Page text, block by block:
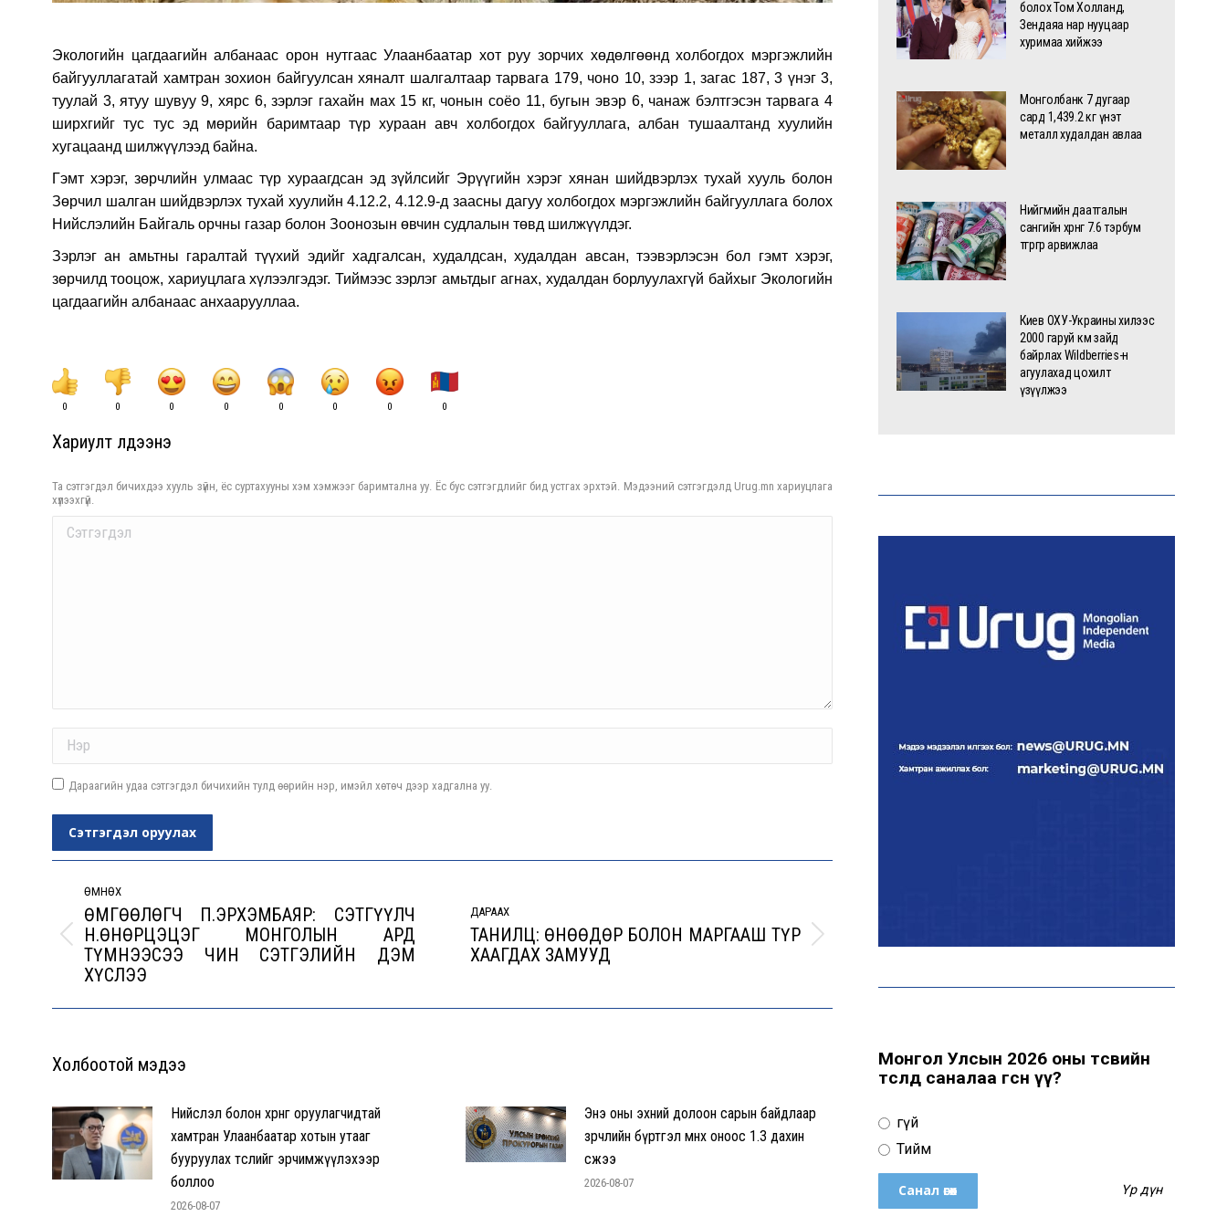
Экологийн цагдаагийн албанаас орон нутгаас Улаанбаатар хот руу зорчих хөдөлгөөнд холбогдох мэргэжлийн
байгууллагатай хамтран зохион байгуулсан хяналт шалгалтаар тарвага 179, чоно 10, зээр 1, загас 187, 3 үнэг 3,
туулай 3, ятуу шувуу 9, хярс 6, зэрлэг гахайн мах 15 кг, чонын соёо 11, бугын эвэр 6, чанаж бэлтгэсэн тарвага 4
ширхгийг тус тус эд мөрийн баримтаар түр хураан авч холбогдох байгууллага, албан тушаалтанд хуулийн
хугацаанд шилжүүлээд байна.
Гэмт хэрэг, зөрчлийн улмаас түр хураагдсан эд зүйлсийг Эрүүгийн хэрэг хянан шийдвэрлэх тухай хууль болон
Зөрчил шалган шийдвэрлэх тухай хуулийн 4.12.2, 4.12.9-д заасны дагуу холбогдох мэргэжлийн байгууллага болох
Нийслэлийн Байгаль орчны газар болон Зоонозын өвчин судлалын төвд шилжүүлдэг.
Зэрлэг ан амьтны гаралтай түүхий эдийг хадгалсан, худалдсан, худалдан авсан, тээвэрлэсэн бол гэмт хэрэг,
зөрчилд тооцож, хариуцлага хүлээлгэдэг. Тиймээс зэрлэг амьтдыг агнах, худалдан борлуулахгүй байхыг Экологийн
цагдаагийн албанаас анхаарууллаа.
0 0 0 0 0 0 0 0
Хариулт үлдээнэ үү
Та сэтгэгдэл бичихдээ хууль зүйн, ёс суртахууны хэм хэмжээг баримтална уу. Ёс бус сэтгэгдлийг бид устгах эрхтэй. Мэдээний сэтгэгдэлд Urug.mn хариуцлага
хүлээхгүй.
Comment
Дараагийн удаа сэтгэгдэл бичихийн тулд өөрийн нэр, имэйл хөтөч дээр хадгална уу.
Сэтгэгдэл оруулах
navigation
ӨМНӨХ
Previous
post:
ӨМГӨӨЛӨГЧ П.ЭРХЭМБАЯР: СЭТГҮҮЛЧ
Н.ӨНӨРЦЭЦЭГ МОНГОЛЫН АРД
ТҮМНЭЭСЭЭ ЧИН СЭТГЭЛИЙН ДЭМ
ХҮСЛЭЭ
ДАРААХ
Next
ТАНИЛЦ: ӨНӨӨДӨР БОЛОН МАРГААШ ТҮР
ХААГДАХ ЗАМУУД
Холбоотой мэдээ
Нийслэл болон хөрөнгө оруулагчидтай
хамтран Улаанбаатар хотын утааг
бууруулах төслийг эрчимжүүлэхээр
боллоо
2026-08-07
Энэ оны эхний долоон сарын байдлаар
зөрчлийн бүртгэл өмнөх оноос 1.3 дахин
өсжээ
2026-08-07
болох Том Холланд,
Зендаяа нар нууцаар
хуримаа хийжээ
Монголбанк 7 дугаар
сард 1,439.2 кг үнэт
металл худалдан авлаа
Нийгмийн даатгалын
сангийн хөрөнгө 7.6 тэрбум
төгрөгөөр арвижлаа
Киев ОХУ-Украины хилээс
2000 гаруй км зайд
байрлах Wildberries-н
агуулахад цохилт
үзүүлжээ
шүүхэд шилжүүлжээ
Шатахууны нийлүүлэлт
Монгол Улсын 2026 оны төсвийн
төсөлд саналаа өгсөн үү?
Үгүй
Тийм
Үр дүн